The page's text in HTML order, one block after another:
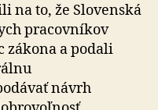
na to, že Slovenská
pracovníkov
zákona a podali
návrh